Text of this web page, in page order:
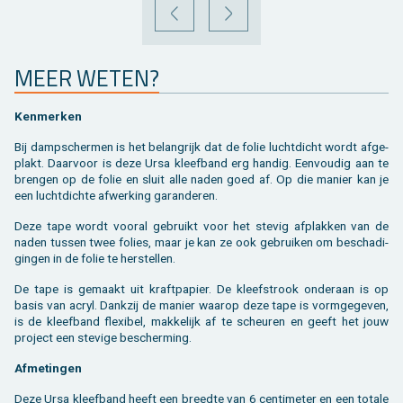
VORIGE VOLGENDE
MEER WETEN?
Ken­mer­ken
Bij damp­scher­men is het be­lang­rijk dat de folie lucht­dicht wordt af­ge­
plakt. Daar­voor is deze Ursa kleef­band erg han­dig. Een­vou­dig aan te
bren­gen op de folie en sluit alle naden goed af. Op die ma­nier kan je
een lucht­dich­te af­wer­king ga­ran­de­ren.
Deze tape wordt voor­al ge­bruikt voor het ste­vig af­plak­ken van de
naden tus­sen twee fo­lies, maar je kan ze ook ge­brui­ken om be­scha­di­
gin­gen in de folie te her­stel­len.
De tape is ge­maakt uit kraft­pa­pier. De kleef­strook on­der­aan is op
basis van acryl. Dank­zij de ma­nier waar­op deze tape is vorm­ge­ge­ven,
is de kleef­band flexi­bel, mak­ke­lijk af te scheu­ren en geeft het jouw
pro­ject een ste­vi­ge be­scher­ming.
Af­me­tin­gen
Deze Ursa kleef­band heeft een breed­te van 6 cen­ti­me­ter en een to­ta­le